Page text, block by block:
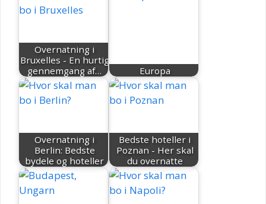
Overnatning i
Bruxelles - En hurtig
gennemgang af…
Europa
Overnatning i
Berlin: Bedste
bydele og hoteller
Bedste hoteller i
Poznan - Her skal
du overnatte